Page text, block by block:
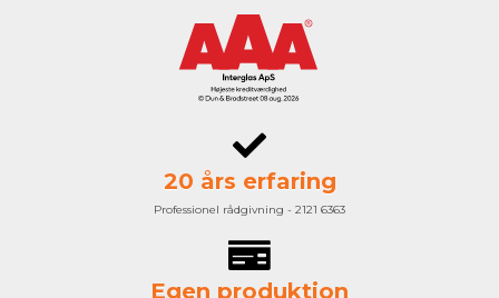
20 års erfaring
Professionel rådgivning - 2121 6363
Egen produktion